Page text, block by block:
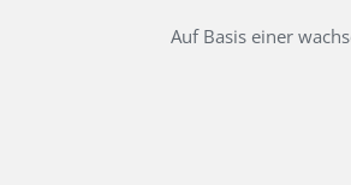
Auf Basis einer